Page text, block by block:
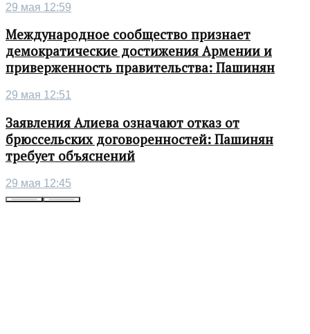
29 мая 12:59
Международное сообщество признает
демократические достижения Армении и
приверженность правительства: Пашинян
29 мая 12:51
Заявления Алиева означают отказ от
брюссельских договоренностей: Пашинян
требует объяснений
29 мая 12:45